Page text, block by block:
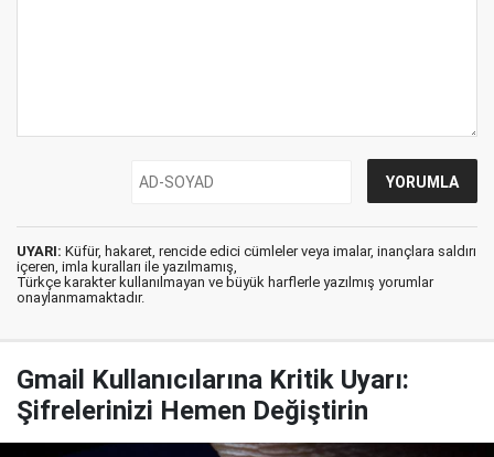
UYARI: Küfür, hakaret, rencide edici cümleler veya imalar, inançlara saldırı
içeren, imla kuralları ile yazılmamış,
Türkçe karakter kullanılmayan ve büyük harflerle yazılmış yorumlar
onaylanmamaktadır.
Gmail Kullanıcılarına Kritik Uyarı:
Şifrelerinizi Hemen Değiştirin